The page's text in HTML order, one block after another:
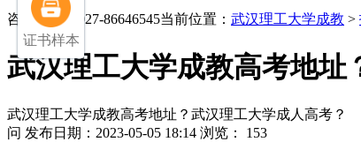
咨询电话：027-86646545当前位置： 武汉理工大学成教 >
武汉理工大学成教高考地址
武汉理工大学成教高考地址？武汉理工大学成人高考？
问 发布日期：2023-05-05 18:14 浏览： 153
证书样本